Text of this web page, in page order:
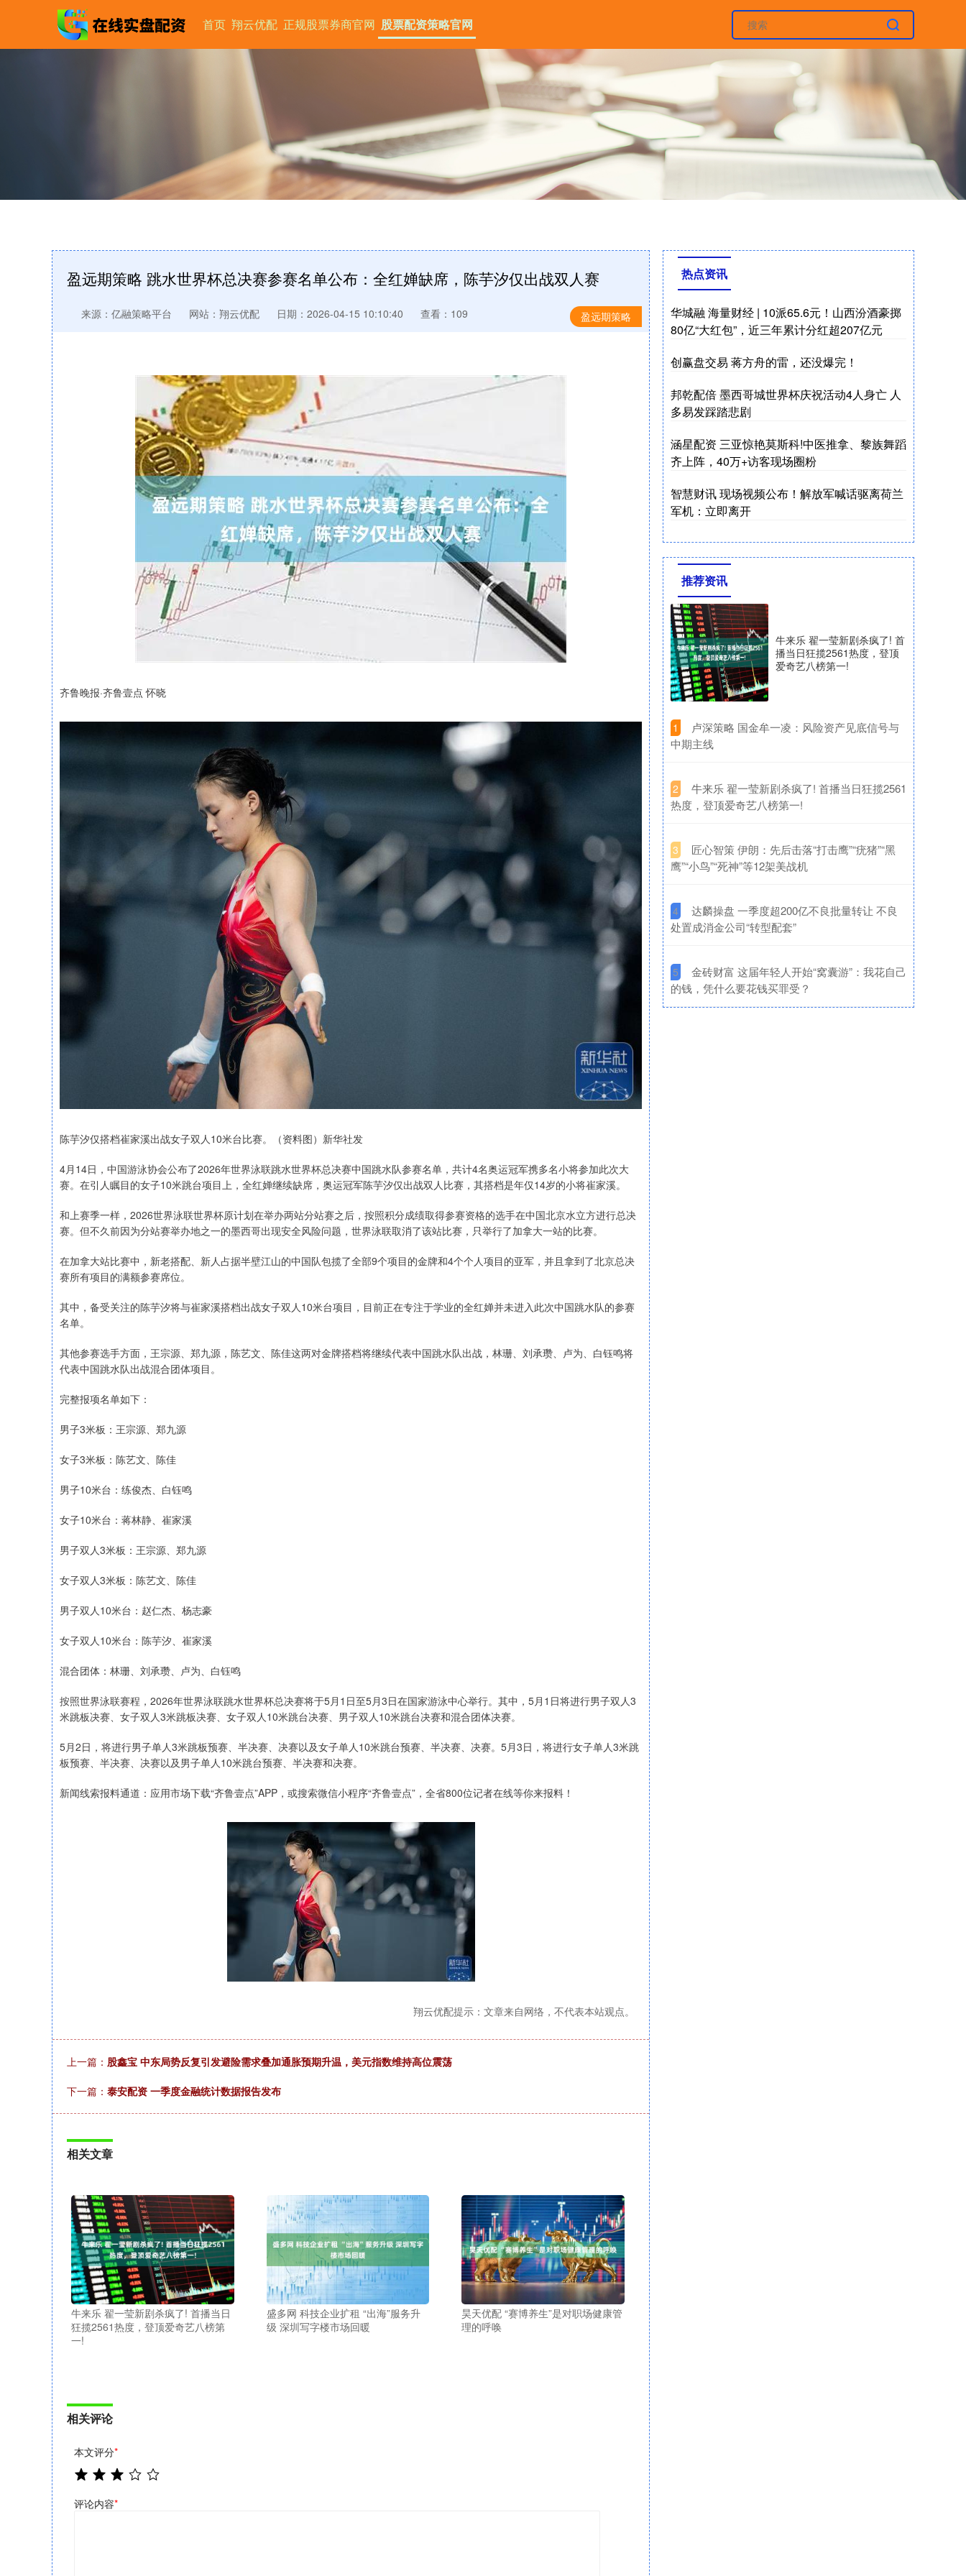
首页 翔云优配 正规股票券商官网 股票配资策略官网
盈远期策略 跳水世界杯总决赛参赛名单公布：全红婵缺席，陈芋汐仅出战双人赛
盈远期策略
来源：亿融策略平台 网站：翔云优配 日期：2026-04-15 10:10:40 查看：109
齐鲁晚报·齐鲁壹点 怀晓
陈芋汐仅搭档崔家溪出战女子双人10米台比赛。（资料图）新华社发
4月14日，中国游泳协会公布了2026年世界泳联跳水世界杯总决赛中国跳水队参赛名单，共计4名奥运冠军携多名小将参加此次大
赛。在引人瞩目的女子10米跳台项目上，全红婵继续缺席，奥运冠军陈芋汐仅出战双人比赛，其搭档是年仅14岁的小将崔家溪。
和上赛季一样，2026世界泳联世界杯原计划在举办两站分站赛之后，按照积分成绩取得参赛资格的选手在中国北京水立方进行总决
赛。但不久前因为分站赛举办地之一的墨西哥出现安全风险问题，世界泳联取消了该站比赛，只举行了加拿大一站的比赛。
在加拿大站比赛中，新老搭配、新人占据半壁江山的中国队包揽了全部9个项目的金牌和4个个人项目的亚军，并且拿到了北京总决
赛所有项目的满额参赛席位。
其中，备受关注的陈芋汐将与崔家溪搭档出战女子双人10米台项目，目前正在专注于学业的全红婵并未进入此次中国跳水队的参赛
名单。
其他参赛选手方面，王宗源、郑九源，陈艺文、陈佳这两对金牌搭档将继续代表中国跳水队出战，林珊、刘承瓒、卢为、白钰鸣将
代表中国跳水队出战混合团体项目。
完整报项名单如下：
男子3米板：王宗源、郑九源
女子3米板：陈艺文、陈佳
男子10米台：练俊杰、白钰鸣
女子10米台：蒋林静、崔家溪
男子双人3米板：王宗源、郑九源
女子双人3米板：陈艺文、陈佳
男子双人10米台：赵仁杰、杨志豪
女子双人10米台：陈芋汐、崔家溪
混合团体：林珊、刘承瓒、卢为、白钰鸣
按照世界泳联赛程，2026年世界泳联跳水世界杯总决赛将于5月1日至5月3日在国家游泳中心举行。其中，5月1日将进行男子双人3
米跳板决赛、女子双人3米跳板决赛、女子双人10米跳台决赛、男子双人10米跳台决赛和混合团体决赛。
5月2日，将进行男子单人3米跳板预赛、半决赛、决赛以及女子单人10米跳台预赛、半决赛、决赛。5月3日，将进行女子单人3米跳
板预赛、半决赛、决赛以及男子单人10米跳台预赛、半决赛和决赛。
新闻线索报料通道：应用市场下载“齐鲁壹点”APP，或搜索微信小程序“齐鲁壹点”，全省800位记者在线等你来报料！
翔云优配提示：文章来自网络，不代表本站观点。
上一篇： 股鑫宝 中东局势反复引发避险需求叠加通胀预期升温，美元指数维持高位震荡
下一篇： 泰安配资 一季度金融统计数据报告发布
相关文章
牛来乐 翟一莹新剧杀疯了! 首播当日
狂揽2561热度，登顶爱奇艺八榜第
一!
盛多网 科技企业扩租 “出海”服务升
级 深圳写字楼市场回暖
昊天优配 “赛博养生”是对职场健康管
理的呼唤
相关评论
本文评分*
评论内容*
热点资讯
华城融 海量财经 | 10派65.6元！山西汾酒豪掷
80亿“大红包”，近三年累计分红超207亿元
创赢盘交易 蒋方舟的雷，还没爆完！
邦乾配倍 墨西哥城世界杯庆祝活动4人身亡 人
多易发踩踏悲剧
涵星配资 三亚惊艳莫斯科!中医推拿、黎族舞蹈
齐上阵，40万+访客现场圈粉
智慧财讯 现场视频公布！解放军喊话驱离荷兰
军机：立即离开
推荐资讯
牛来乐 翟一莹新剧杀疯了! 首
播当日狂揽2561热度，登顶
爱奇艺八榜第一!
1
​卢深策略 国金牟一凌：风险资产见底信号与
中期主线
2
​牛来乐 翟一莹新剧杀疯了! 首播当日狂揽2561
热度，登顶爱奇艺八榜第一!
3
​匠心智策 伊朗：先后击落“打击鹰”“疣猪”“黑
鹰”“小鸟”“死神”等12架美战机
4
​达麟操盘 一季度超200亿不良批量转让 不良
处置成消金公司“转型配套”
5
​金砖财富 这届年轻人开始“窝囊游”：我花自己
的钱，凭什么要花钱买罪受？